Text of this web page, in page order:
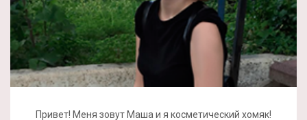
Привет! Меня зовут Маша и я косметический хомяк!